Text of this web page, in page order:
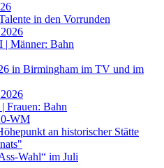
in den Vorrunden
| Männer: Bahn
in Birmingham im TV und im
Frauen: Bahn
WM
an historischer Stätte
Wahl“ im Juli